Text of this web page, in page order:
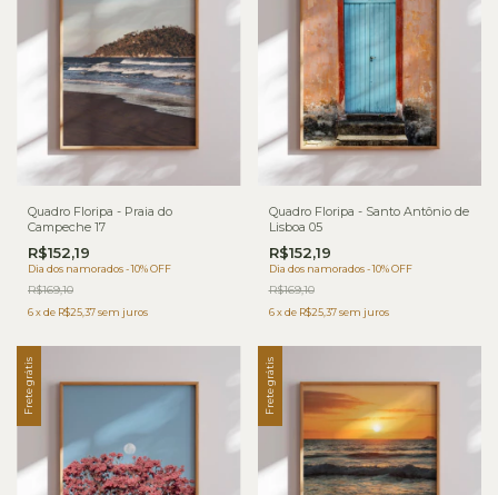
Quadro Floripa - Praia do
Campeche 17
R$152,19
Dia dos namorados - 10% OFF
R$169,10
6xde R$25,37sem juros
Quadro Floripa - Santo Antônio de
Lisboa 05
R$152,19
Dia dos namorados - 10% OFF
R$169,10
6 xde R$25,37 sem juros
Frete grátis Frete grátis